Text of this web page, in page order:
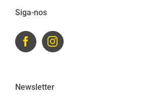
Siga-nos
Newsletter